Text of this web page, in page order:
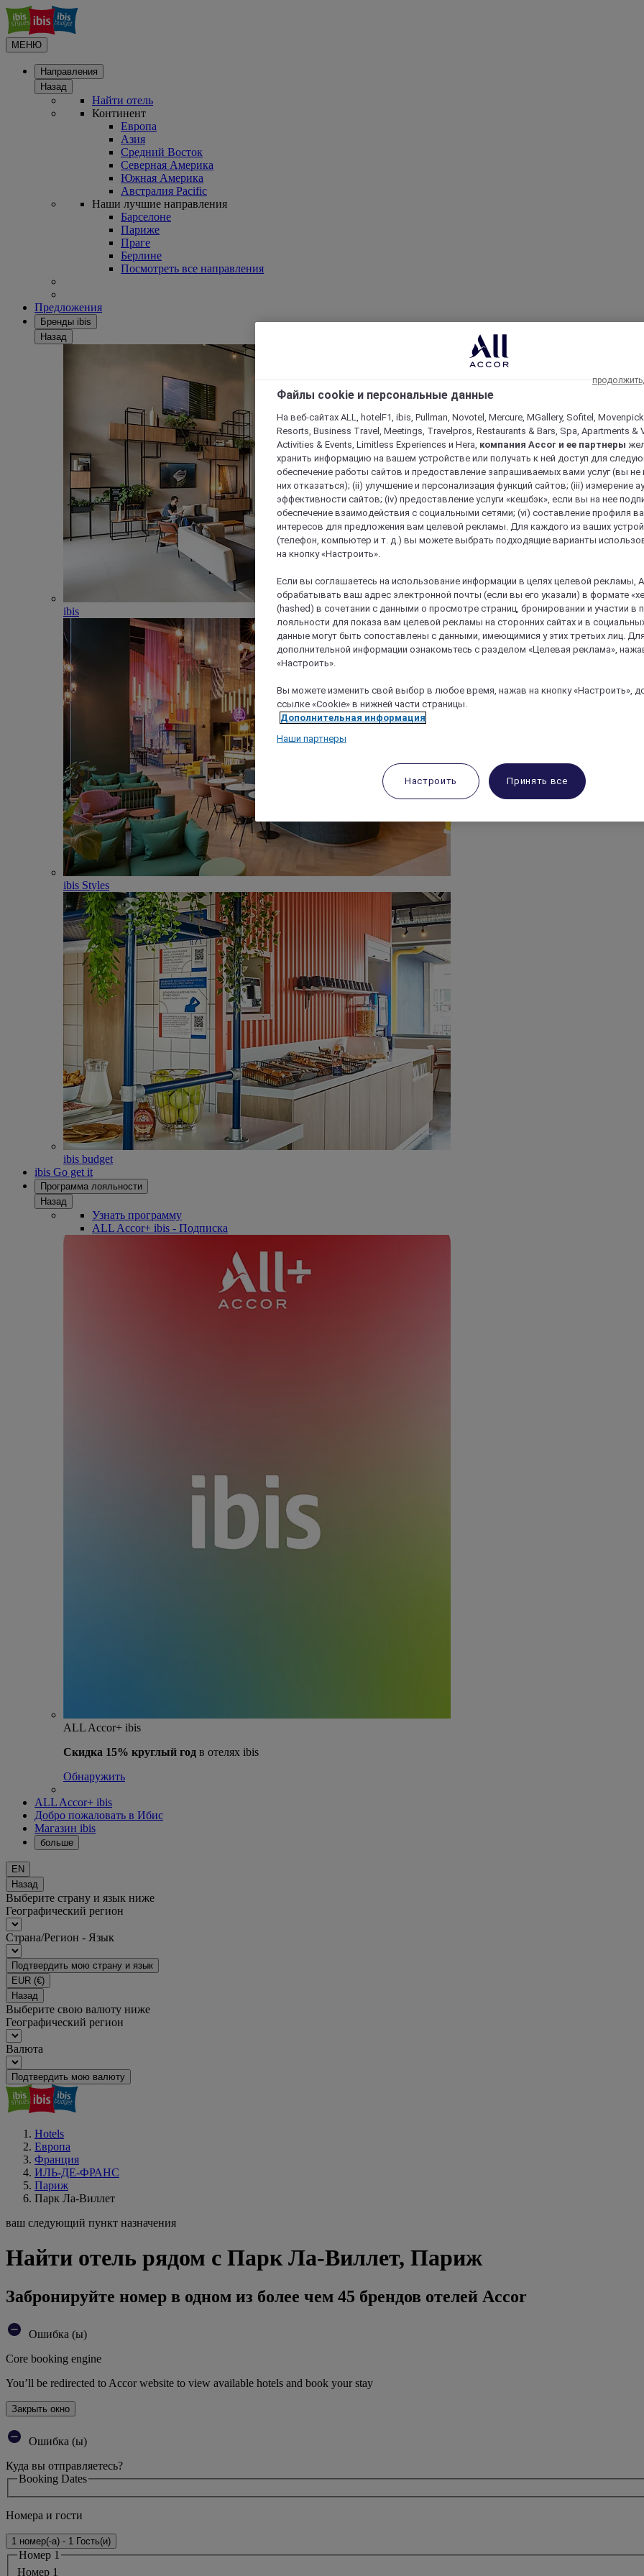
МЕНЮ
Направления
Назад
Найти отель
Континент
Европа
Азия
Средний Восток
Северная Америка
Южная Америка
Австралия Pacific
Наши лучшие направления
Барселоне
Париже
Праге
Берлине
Посмотреть все направления
Предложения
Бренды ibis
Назад
ibis
ibis Styles
ibis budget
ibis Go get it
Программа лояльности
Назад
Узнать программу
ALL Accor+ ibis - Подписка
ALL Accor+ ibis
Скидка 15% круглый год в отелях ibis
Обнаружить
ALL Accor+ ibis
Добро пожаловать в Ибис
Магазин ibis
больше
EN
Назад
Выберите страну и язык ниже
Географический регион
Страна/Регион - Язык
Подтвердить мою страну и язык
EUR (€)
Назад
Выберите свою валюту ниже
Географический регион
Валюта
Подтвердить мою валюту
Hotels
Европа
Франция
ИЛЬ-ДЕ-ФРАНС
Париж
Парк Ла-Виллет
ваш следующий пункт назначения
Найти отель рядом с Парк Ла-Виллет, Париж
Забронируйте номер в одном из более чем 45 брендов отелей Accor
Ошибка (ы)
Core booking engine
You’ll be redirected to Accor website to view available hotels and book your stay
Закрыть окно
Ошибка (ы)
Куда вы отправляетесь?
Booking Dates
Номера и гости
1 номер(-а) - 1 Гость(и)
Номер 1
Номер 1
Файлы cookie и персональные данные
На веб-сайтах ALL, hotelF1, ibis, Pullman, Novotel, Mercure, MGallery, Sofitel,
Resorts, Business Travel, Meetings, Travelpros, Restaurants & Bars, Spa, Apartments &
Activities & Events, Limitless Experiences и Hera, компания Accor и ее партнеры
хранить информацию на вашем устройстве или получать к ней доступ для
обеспечение работы сайтов и предоставление запрашиваемых вами услуг (вы
них отказаться); (ii) улучшение и персонализация функций сайтов; (iii) измерение
эффективности сайтов; (iv) предоставление услуги «кешбэк», если вы на нее
обеспечение взаимодействия с социальными сетями; (vi) составление профиля
интересов для предложения вам целевой рекламы. Для каждого из ваших
(телефон, компьютер и т. д.) вы можете выбрать подходящие варианты
на кнопку «Настроить».
Если вы соглашаетесь на использование информации в целях целевой рекламы,
обрабатывать ваш адрес электронной почты (если вы его указали) в формате
(hashed) в сочетании с данными о просмотре страниц, бронировании и участии в
лояльности для показа вам целевой рекламы на сторонних сайтах и в
данные могут быть сопоставлены с данными, имеющимися у этих третьих лиц.
дополнительной информации ознакомьтесь с разделом «Целевая реклама»,
«Настроить».
Вы можете изменить свой выбор в любое время, нажав на кнопку «Настроить»,
ссылке «Cookie» в нижней части страницы.
Дополнительная информация
Наши партнеры
Настроить Принять все